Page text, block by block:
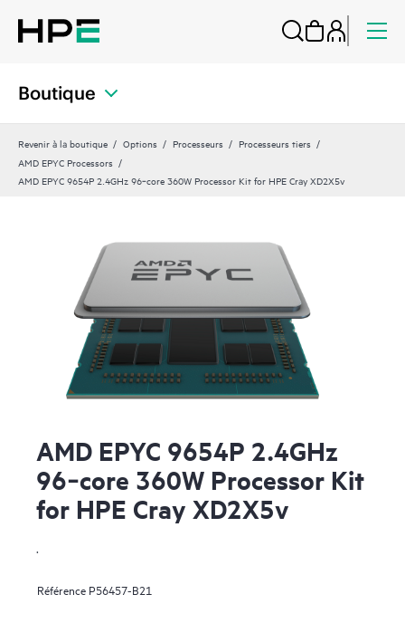
Boutique
Revenir à la boutique Options Processeurs
Processeurs tiers
AMD EPYC Processors
AMD EPYC 9654P 2.4GHz 96‑core 360W Processor Kit for HPE Cray XD2X5v
AMD EPYC 9654P 2.4GHz
96‑core 360W Processor Kit
for HPE Cray XD2X5v
Référence P56457-B21